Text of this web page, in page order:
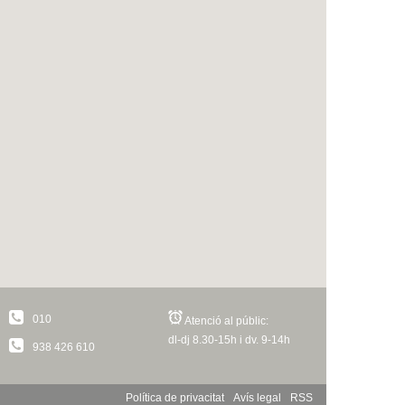
010
938 426 610
Atenció al públic:
dl-dj 8.30-15h i dv. 9-14h
Política de privacitat Avís legal RSS